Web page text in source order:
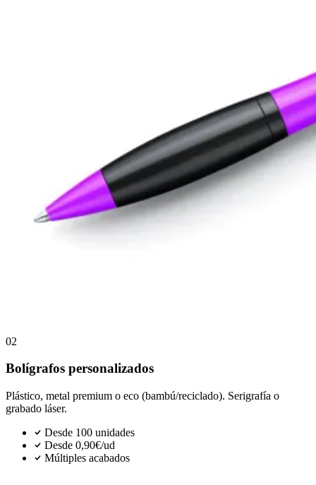
02
Bolígrafos personalizados
Plástico, metal premium o eco (bambú/reciclado). Serigrafía o
grabado láser.
Desde 100 unidades
Desde 0,90€/ud
Múltiples acabados